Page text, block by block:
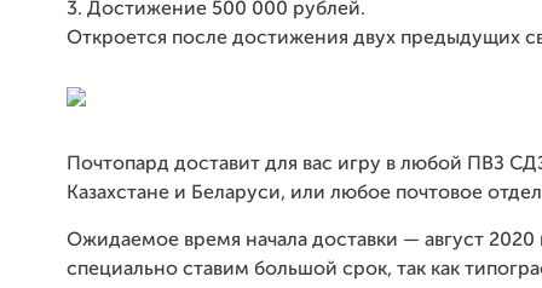
3. Достижение 500 000 рублей.
Откроется после достижения двух предыдущих
Почтопард доставит для вас игру в любой ПВЗ
Казахстане и Беларуси, или любое почтовое
Ожидаемое время начала доставки — август 2020
специально ставим большой срок, так как